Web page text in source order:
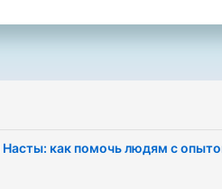
и любви, потому
Насты: как помочь людям с